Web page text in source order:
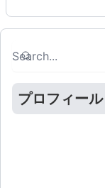
Search
Search
プロフィール